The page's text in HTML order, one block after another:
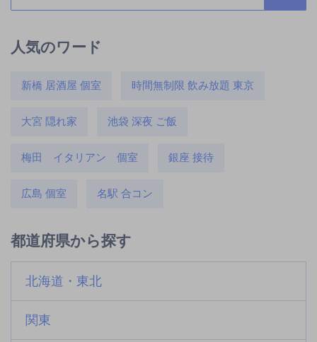
人気のワード
新橋 居酒屋 個室 時間無制限 飲み放題 東京
大宮 隠れ家 池袋 深夜 ご飯
梅田 イタリアン 個室 銀座 接待
広島 個室 名駅 合コン
都道府県から探す
北海道・東北
関東